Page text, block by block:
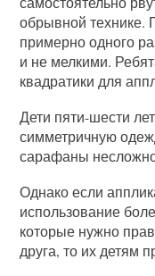
обрывной технике.
примерно одного
и не мелкими.
квадратики для
Дети пяти-шести
симметричную
сарафаны
Однако если
использование
которые нужно
друга, то их детям